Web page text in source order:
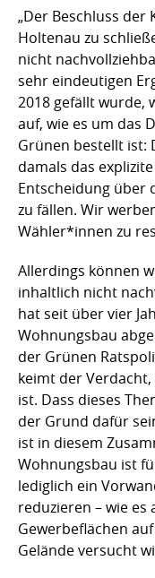
„Der Beschluss der
Holtenau zu
nicht
sehr eindeutigen
2018 gefällt wurde,
auf, wie es um das
Grünen bestellt ist:
damals das
Entscheidung über
zu fällen. Wir
Wähler*innen zu
Allerdings können
inhaltlich nicht
hat seit über vier
Wohnungsbau
der Grünen
keimt der
ist. Dass dieses
der Grund dafür
ist in diesem
Wohnungsbau ist
lediglich ein
reduzieren – wie es
Gewerbeflächen
Gelände versucht